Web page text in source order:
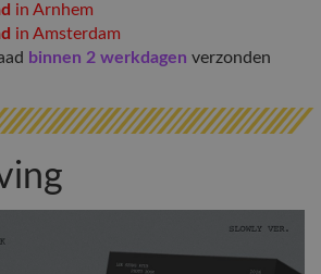
in Arnhem
in Amsterdam
binnen 2 werkdagen verzonden